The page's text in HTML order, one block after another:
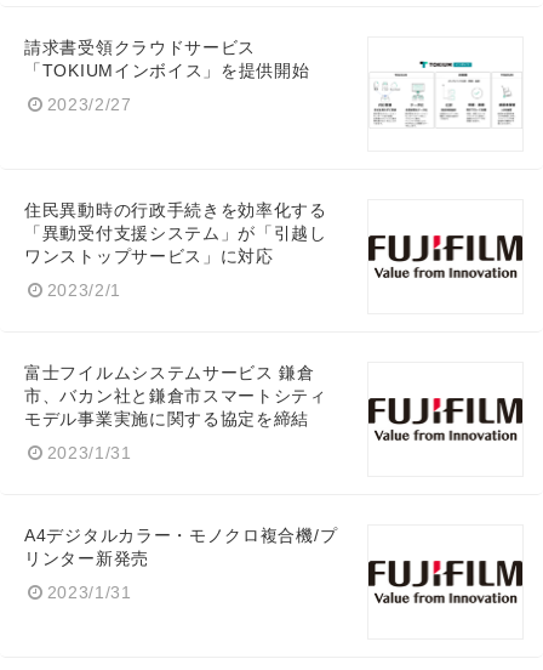
請求書受領クラウドサービス
「TOKIUMインボイス」を提供開始
2023/2/27
住民異動時の行政手続きを効率化する
「異動受付支援システム」が「引越し
ワンストップサービス」に対応
2023/2/1
富士フイルムシステムサービス 鎌倉
市、バカン社と鎌倉市スマートシティ
モデル事業実施に関する協定を締結
2023/1/31
A4デジタルカラー・モノクロ複合機/プ
リンター新発売
2023/1/31
Japanese
English